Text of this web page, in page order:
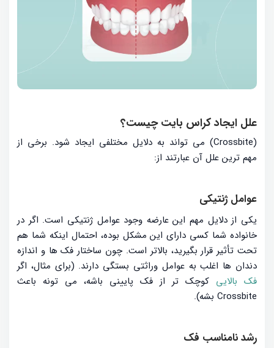
علل ایجاد کراس بایت چیست؟
(Crossbite) می تواند به دلایل مختلفی ایجاد شود. برخی از
مهم ترین علل آن عبارتند از:
عوامل ژنتیکی
یکی از دلایل مهم این عارضه وجود عوامل ژنتیکی است. اگر در
خانواده شما کسی دارای این مشکل بوده، احتمال اینکه شما هم
تحت تأثیر قرار بگیرید، بالاتر است. چون ساختار فک ها و اندازه
دندان ها اغلب به عوامل وراثتی بستگی دارند. (برای مثال، اگر
فک بالایی کوچک تر از فک پایینی باشه، می تونه باعث
Crossbite بشه).
رشد نامناسب فک